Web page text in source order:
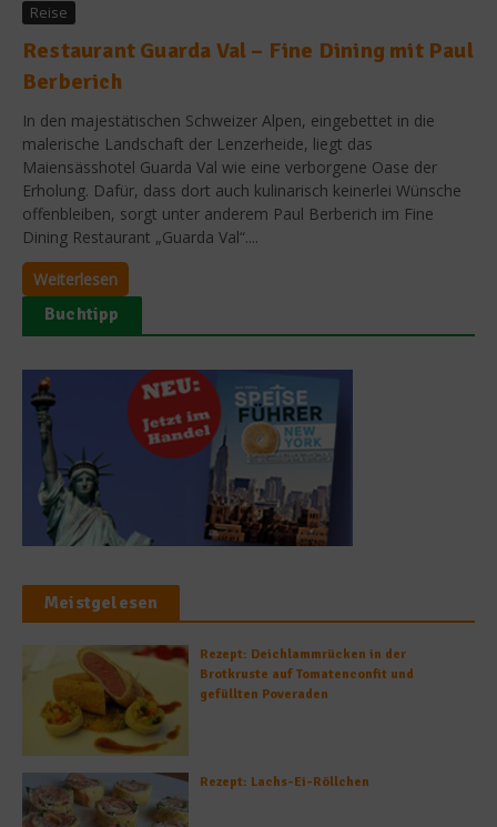
Reise
Restaurant Guarda Val – Fine Dining mit Paul
Berberich
In den majestätischen Schweizer Alpen, eingebettet in die
malerische Landschaft der Lenzerheide, liegt das
Maiensässhotel Guarda Val wie eine verborgene Oase der
Erholung. Dafür, dass dort auch kulinarisch keinerlei Wünsche
offenbleiben, sorgt unter anderem Paul Berberich im Fine
Dining Restaurant „Guarda Val“....
Weiterlesen
Buchtipp
Meistgelesen
Rezept: Deichlammrücken in der
Brotkruste auf Tomatenconfit und
gefüllten Poveraden
Rezept: Lachs-Ei-Röllchen